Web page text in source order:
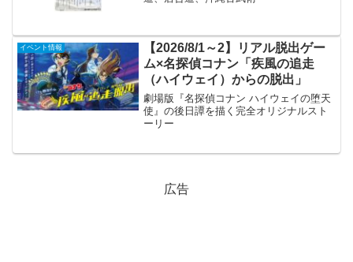
イベント情報
【2026/8/1～2】リアル脱出ゲー
ム×名探偵コナン「疾風の追走
（ハイウェイ）からの脱出」
劇場版『名探偵コナン ハイウェイの堕天
使』の後日譚を描く完全オリジナルスト
ーリー
広告